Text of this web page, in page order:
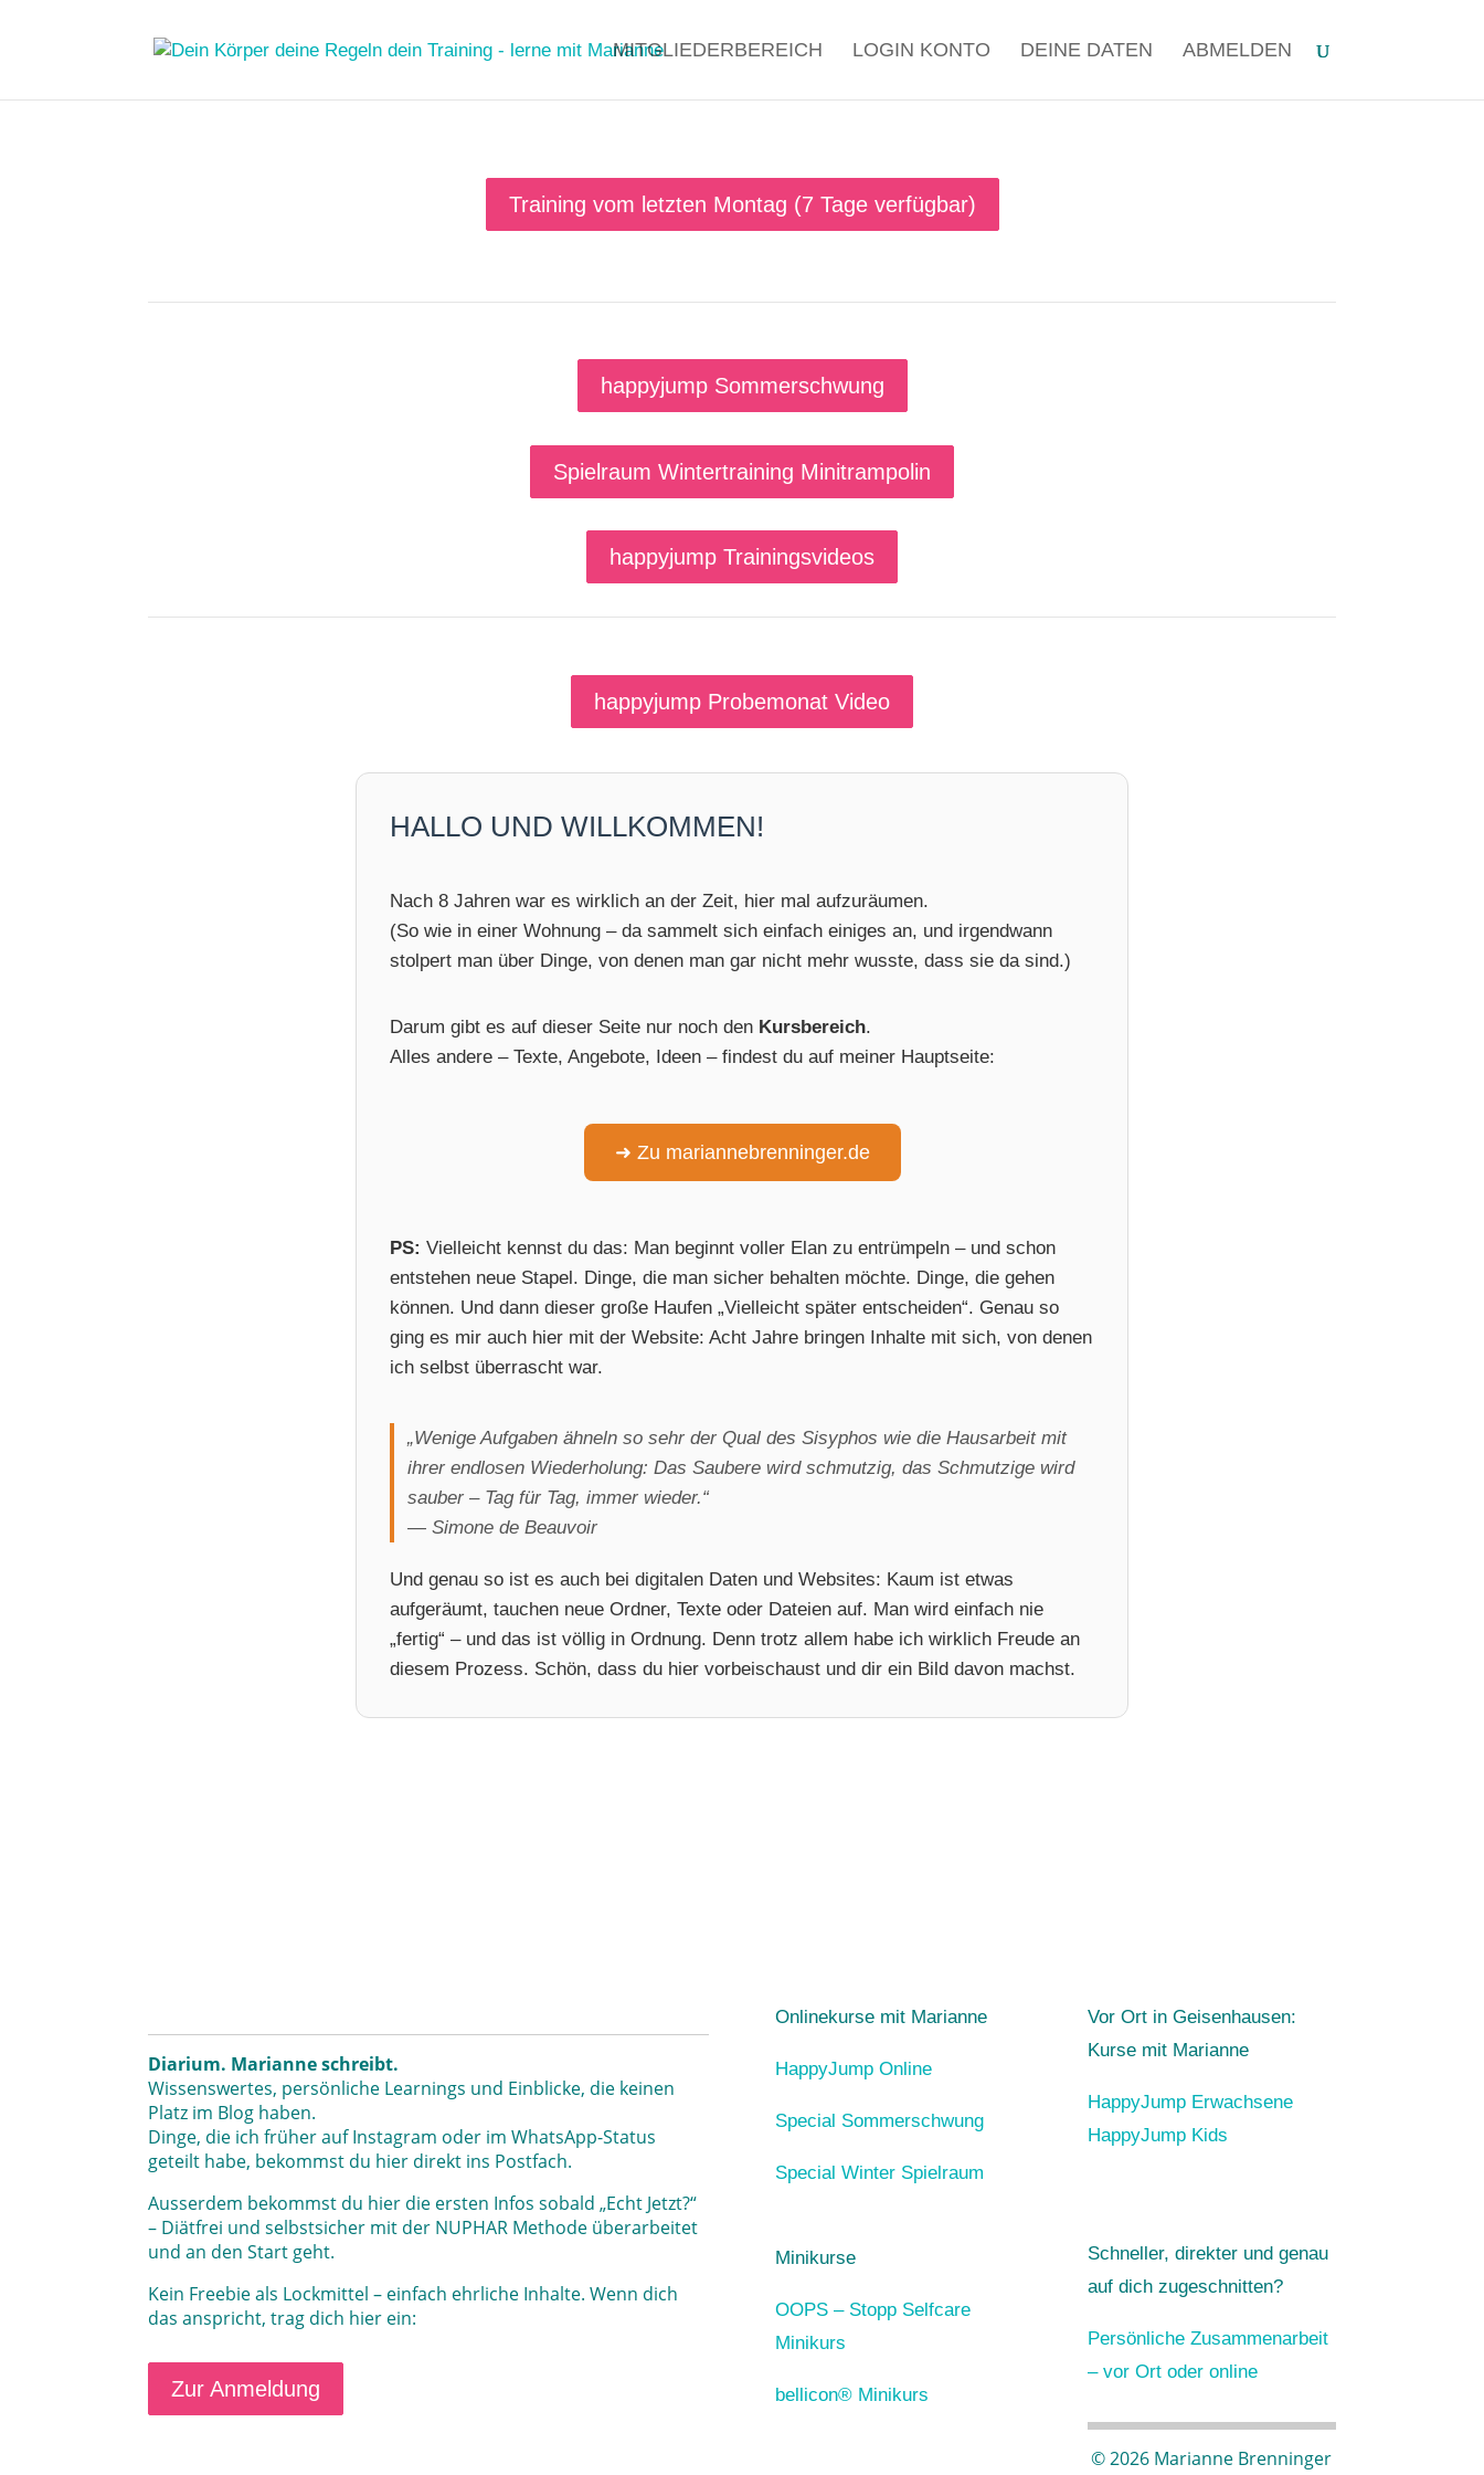
MITGLIEDERBEREICH LOGIN KONTO DEINE DATEN ABMELDEN
Training vom letzten Montag (7 Tage verfügbar)
happyjump Sommerschwung
Spielraum Wintertraining Minitrampolin
happyjump Trainingsvideos
happyjump Probemonat Video
HALLO UND WILLKOMMEN!
Nach 8 Jahren war es wirklich an der Zeit, hier mal aufzuräumen.
(So wie in einer Wohnung – da sammelt sich einfach einiges an, und irgendwann
stolpert man über Dinge, von denen man gar nicht mehr wusste, dass sie da sind.)
Darum gibt es auf dieser Seite nur noch den Kursbereich.
Alles andere – Texte, Angebote, Ideen – findest du auf meiner Hauptseite:
➜ Zu mariannebrenninger.de
PS: Vielleicht kennst du das: Man beginnt voller Elan zu entrümpeln – und schon
entstehen neue Stapel. Dinge, die man sicher behalten möchte. Dinge, die gehen
können. Und dann dieser große Haufen „Vielleicht später entscheiden“. Genau so
ging es mir auch hier mit der Website: Acht Jahre bringen Inhalte mit sich, von denen
ich selbst überrascht war.
„Wenige Aufgaben ähneln so sehr der Qual des Sisyphos wie die Hausarbeit mit
ihrer endlosen Wiederholung: Das Saubere wird schmutzig, das Schmutzige wird
sauber – Tag für Tag, immer wieder.“
— Simone de Beauvoir
Und genau so ist es auch bei digitalen Daten und Websites: Kaum ist etwas
aufgeräumt, tauchen neue Ordner, Texte oder Dateien auf. Man wird einfach nie
„fertig“ – und das ist völlig in Ordnung. Denn trotz allem habe ich wirklich Freude an
diesem Prozess. Schön, dass du hier vorbeischaust und dir ein Bild davon machst.
Diarium. Marianne schreibt.
Wissenswertes, persönliche Learnings und Einblicke, die keinen
Platz im Blog haben.
Dinge, die ich früher auf Instagram oder im WhatsApp-Status
geteilt habe, bekommst du hier direkt ins Postfach.
Ausserdem bekommst du hier die ersten Infos sobald „Echt Jetzt?“
– Diätfrei und selbstsicher mit der NUPHAR Methode überarbeitet
und an den Start geht.
Kein Freebie als Lockmittel – einfach ehrliche Inhalte. Wenn dich
das anspricht, trag dich hier ein:
Zur Anmeldung
Onlinekurse mit Marianne
HappyJump Online
Special Sommerschwung
Special Winter Spielraum
Minikurse
OOPS – Stopp Selfcare
Minikurs
bellicon® Minikurs
Vor Ort in Geisenhausen:
Kurse mit Marianne
HappyJump Erwachsene
HappyJump Kids
Schneller, direkter und genau
auf dich zugeschnitten?
Persönliche Zusammenarbeit
– vor Ort oder online
© 2026 Marianne Brenninger